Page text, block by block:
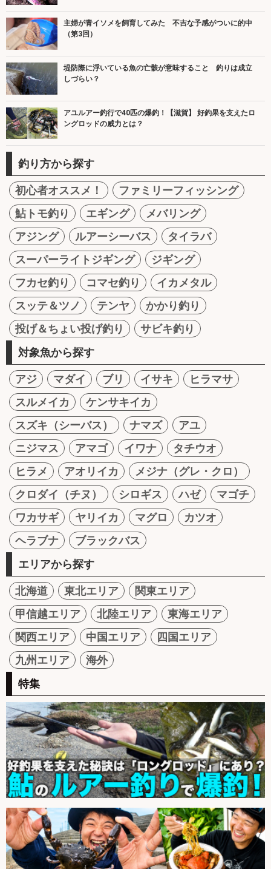
主婦が青イソメを飼育してみた 不吉な予感がついに的中
（第3回）
堤防際に浮いている魚の亡骸が意味すること 釣りは成立
しづらい？
アユルアー釣行で40匹の爆釣！【滋賀】 好釣果を支えたロ
ングロッドの威力とは？
釣り方から探す
初心者オススメ！
ファミリーフィッシング
鮎トモ釣り
エギング
メバリング
アジング
ルアーシーバス
タイラバ
スーパーライトジギング
ジギング
フカセ釣り
コマセ釣り
イカメタル
スッテ＆ツノ
テンヤ
かかり釣り
投げ＆ちょい投げ釣り
サビキ釣り
対象魚から探す
アジ マダイ ブリ イサキ
ヒラマサ
スルメイカ
ケンサキイカ
スズキ（シーバス）
ナマズ
アユ
ニジマス
アマゴ イワナ
タチウオ
ヒラメ
アオリイカ
メジナ（グレ・クロ）
クロダイ（チヌ）
シロギス ハゼ
マゴチ
ワカサギ
ヤリイカ マグロ
カツオ
ヘラブナ
ブラックバス
エリアから探す
北海道 東北エリア
関東エリア
甲信越エリア
北陸エリア
東海エリア
関西エリア
中国エリア
四国エリア
九州エリア
海外
特集